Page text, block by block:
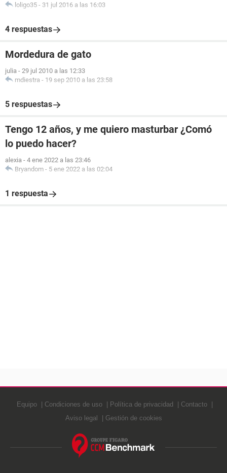
loligo35 - 31 jul 2016 a las 16:03
4 respuestas
Mordedura de gato
julia - 29 jul 2010 a las 12:33
mdiestra - 19 sep 2010 a las 23:58
5 respuestas
Tengo 12 años, y me quiero masturbar ¿Comó
lo puedo hacer?
alexia - 4 ene 2022 a las 23:46
Bryandom - 5 ene 2022 a las 02:04
1 respuesta
Equipo Condiciones de uso Política de privacidad
Contacto
Aviso legal
Gestión de cookies